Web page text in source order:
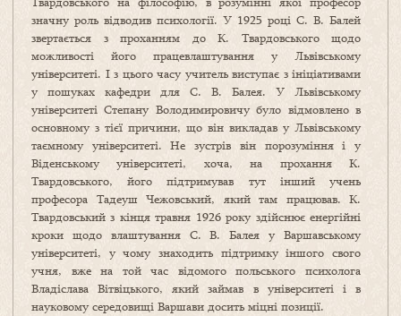
значну роль відводив психології. У 1925 році С. В. Балей
звертається з проханням до К. Твардовського щодо
можливості його працевлаштування у Львівському
університеті. І з цього часу учитель виступає з ініціативами
у пошуках кафедри для С. В. Балея. У Львівському
університеті Степану Володимировичу було відмовлено в
основному з тієї причини, що він викладав у Львівському
таємному університеті. Не зустрів він порозуміння і у
Віденському університеті, хоча, на прохання К.
Твардовського, його підтримував тут інший учень
професора Тадеуш Чежовський, який там працював. К.
Твардовський з кінця травня 1926 року здійснює енергійні
кроки щодо влаштування С. В. Балея у Варшавському
університеті, у чому знаходить підтримку іншого свого
учня, вже на той час відомого польського психолога
Владіслава Вітвіцького, який займав в університеті і в
науковому середовищі Варшави досить міцні позиції.